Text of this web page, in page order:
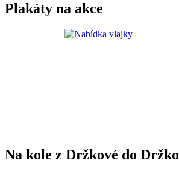
Plakáty na akce
Na kole z Držkové do